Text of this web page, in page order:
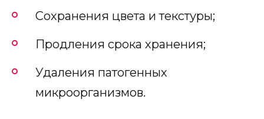
Сохранения цвета и текстуры;
Продления срока хранения;
Удаления патогенных
микроорганизмов.